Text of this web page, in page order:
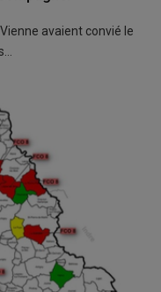
avaient convié le